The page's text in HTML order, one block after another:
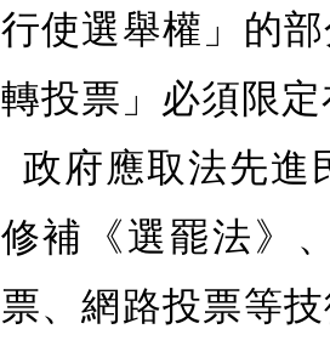
行使選舉權」的
轉投票」必須限
政府應取法先進
修補《選罷法》
票、網路投票等